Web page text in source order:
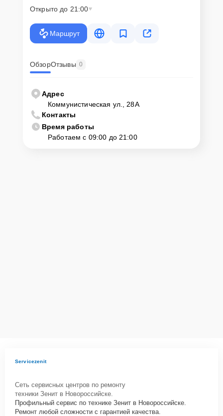
крупногабаритной техники, он может заказать курьерскую
доставку или услугу выезда мастера. Специалист приедет в
Как приехать в сервисный
центр
Клиент может самостоятельно привезти устройство на
диагностику и ремонт. Для этого нужно позвонить по телефону
горячей линии или оставить заявку, согласовать удобное время и
подъехать по адресу: г. Новороссийск, Коммунистическая ул., 28А.
Открыто до 21:00
Маршрут
ОбзорОтзывы 0
Адрес
Коммунистическая ул., 28А
Контакты
Время работы
Работаем с 09:00 до 21:00
Servicezenit
Сеть сервисных центров по ремонту
техники Зенит в Новороссийске.
Профильный сервис по технике Зенит в Новороссийске.
Ремонт любой сложности с гарантией качества.